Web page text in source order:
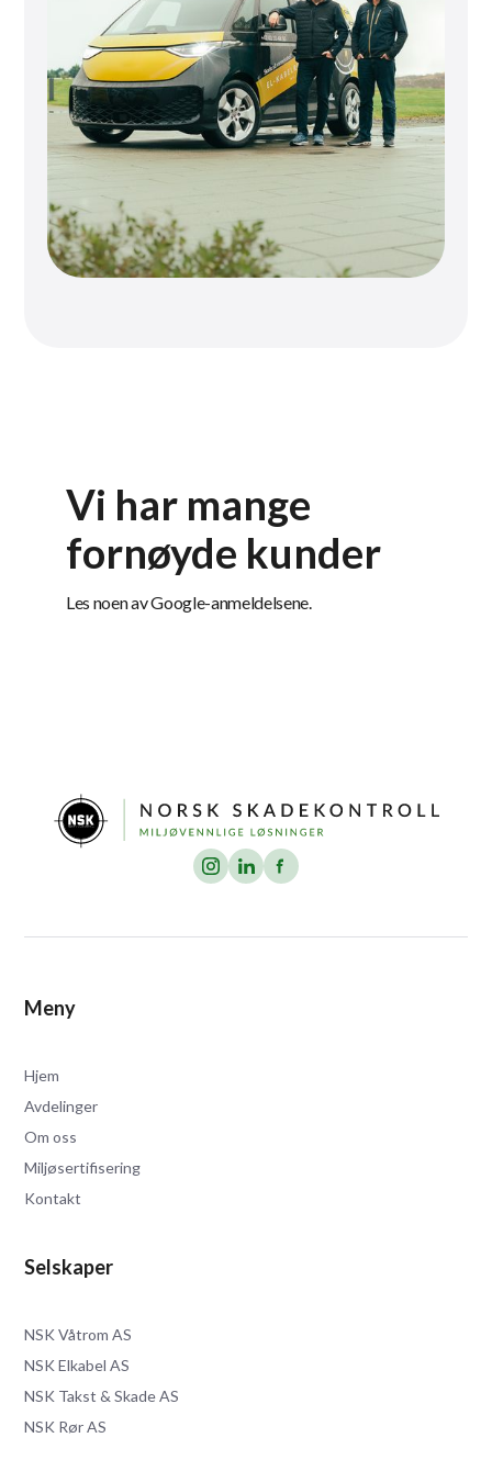
Vi har mange
fornøyde kunder
Les noen av Google-anmeldelsene.
Meny
Hjem
Avdelinger
Om oss
Miljøsertifisering
Kontakt
Selskaper
NSK Våtrom AS
NSK Elkabel AS
NSK Takst & Skade AS
NSK Rør AS